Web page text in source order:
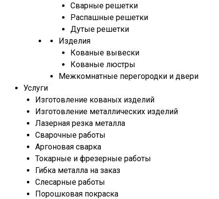
Сварные решетки
Распашные решетки
Дутые решетки
Изделия
Кованые вывески
Кованые люстры
Межкомнатные перегородки и двери
Услуги
Изготовление кованых изделий
Изготовление металлических изделий
Лазерная резка металла
Сварочные работы
Аргоновая сварка
Токарные и фрезерные работы
Гибка металла на заказ
Слесарные работы
Порошковая покраска